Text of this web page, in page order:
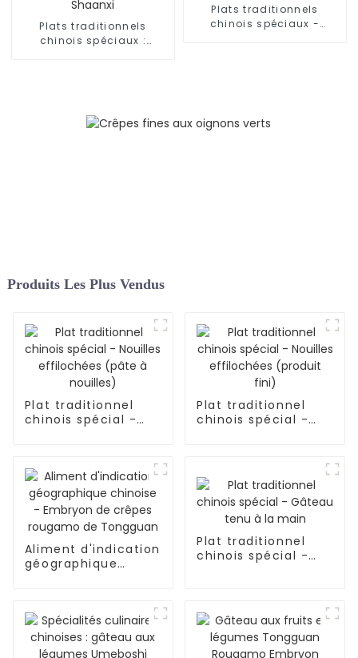
Plats traditionnels
chinois spéciaux :
Plats traditionnels
chinois spéciaux -
Produits Les Plus Vendus
Plat traditionnel
chinois spécial -
Plat traditionnel
chinois spécial -
Aliment d'indication
géographique
Plat traditionnel
chinois spécial -